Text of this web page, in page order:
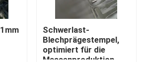
Schwerlast-
Blechprägestempel,
optimiert für die
Massenproduktion